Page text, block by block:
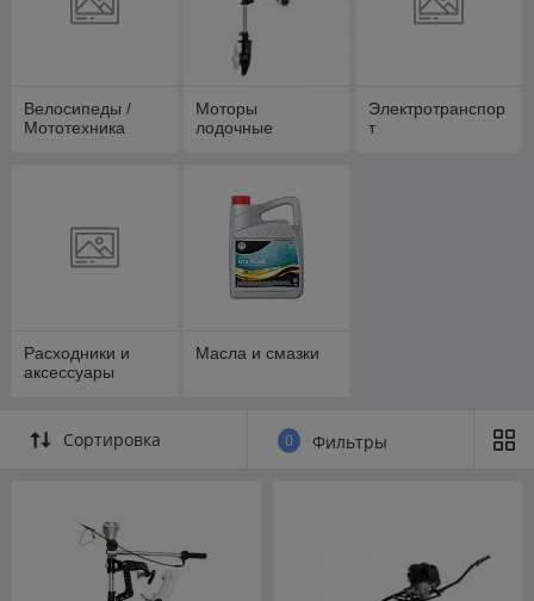
Велосипеды /
Мототехника
Моторы
лодочные
Электротранспор
т
Расходники и
аксессуары
Масла и смазки
Сортировка 0 Фильтры